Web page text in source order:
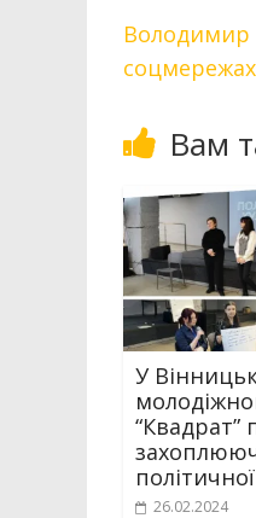
Володимир
соцмережах
Вам
У
26.02.2024